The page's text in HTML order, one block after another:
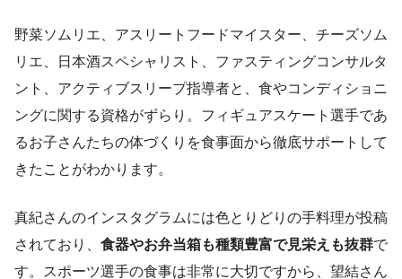
野菜ソムリエ、アスリートフードマイスター、チーズソム
リエ、日本酒スペシャリスト、ファスティングコンサルタ
ント、アクティブスリープ指導者と、食やコンディショニ
ングに関する資格がずらり。フィギュアスケート選手であ
るお子さんたちの体づくりを食事面から徹底サポートして
きたことがわかります。
真紀さんのインスタグラムには色とりどりの手料理が投稿
されており、 食器やお弁当箱も種類豊富で見栄えも抜群で
す。スポーツ選手の食事は非常に大切ですから、望結さん